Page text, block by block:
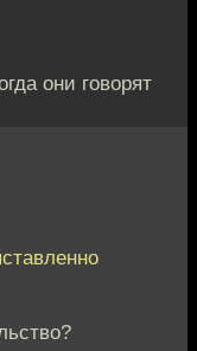
они говорят